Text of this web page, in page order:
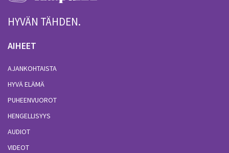
HYVÄN TÄHDEN.
AIHEET
AJANKOHTAISTA
HYVÄ ELÄMÄ
PUHEENVUOROT
HENGELLISYYS
AUDIOT
VIDEOT